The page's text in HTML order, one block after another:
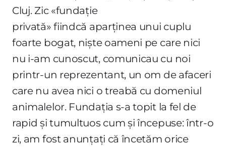
Cluj. Zic «fundație
privată» fiindcă aparținea unui cuplu
foarte bogat, niște oameni pe care nici
nu i-am cunoscut, comunicau cu noi
printr-un reprezentant, un om de afaceri
care nu avea nici o treabă cu domeniul
animalelor. Fundația s-a topit la fel de
rapid și tumultuos cum și începuse: într-o
zi, am fost anunțați că încetăm orice